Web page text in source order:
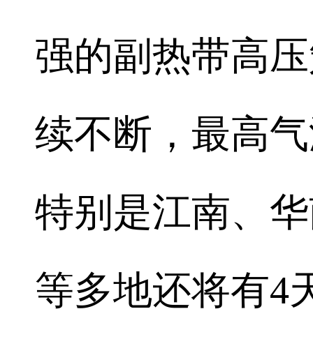
强的副热带高
续不断，最高
特别是江南、
等多地还将有4